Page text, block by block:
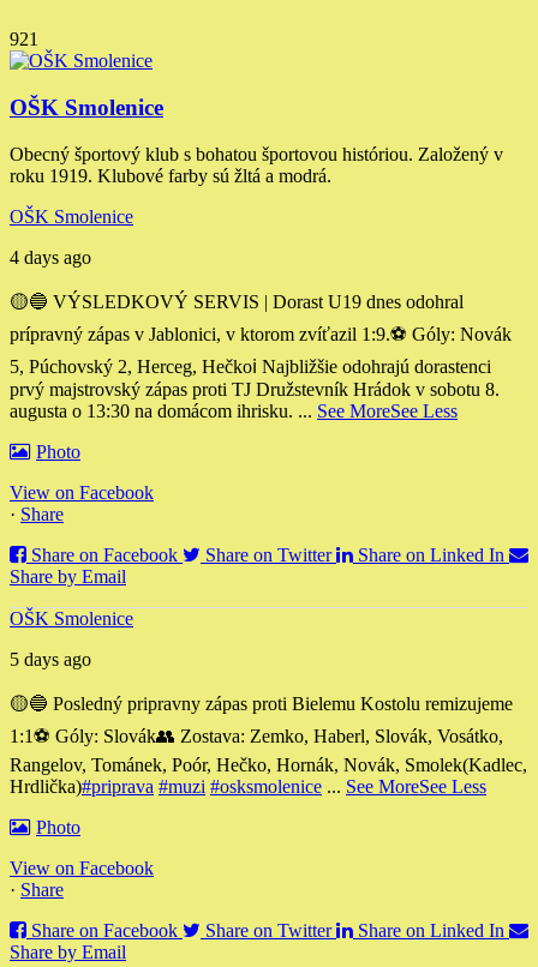
921
OŠK Smolenice
Obecný športový klub s bohatou športovou históriou. Založený v
roku 1919. Klubové farby sú žltá a modrá.
OŠK Smolenice
4 days ago
🟡🔵 VÝSLEDKOVÝ SERVIS | Dorast U19 dnes odohral
prípravný zápas v Jablonici, v ktorom zvíťazil 1:9.⚽️ Góly: Novák
5, Púchovský 2, Herceg, Hečkoℹ️ Najbližšie odohrajú dorastenci
prvý majstrovský zápas proti TJ Družstevník Hrádok v sobotu 8.
augusta o 13:30 na domácom ihrisku. ... See MoreSee Less
Photo
View on Facebook
· Share
Share on Facebook
Share on Twitter
Share on Linked In
Share by Email
OŠK Smolenice
5 days ago
🟡🔵 Posledný pripravny zápas proti Bielemu Kostolu remizujeme
1:1⚽️ Góly: Slovák👥 Zostava: Zemko, Haberl, Slovák, Vosátko,
Rangelov, Tománek, Poór, Hečko, Hornák, Novák, Smolek(Kadlec,
Hrdlička)#priprava #muzi #osksmolenice ... See MoreSee Less
Photo
View on Facebook
· Share
Share on Facebook
Share on Twitter
Share on Linked In
Share by Email